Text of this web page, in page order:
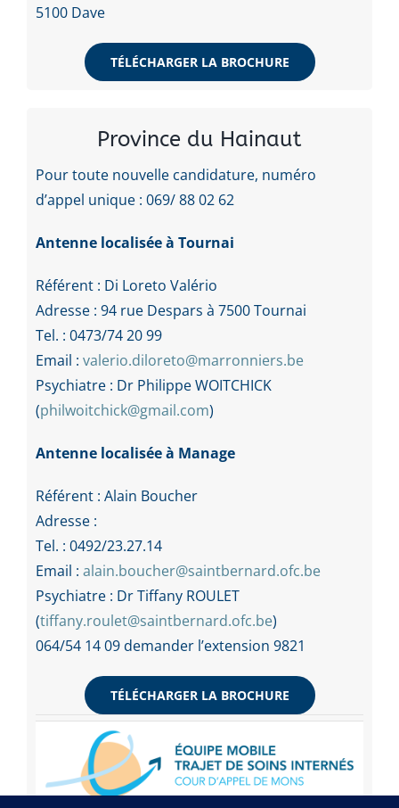
5100 Dave
TÉLÉCHARGER LA BROCHURE
Province du Hainaut
Pour toute nouvelle candidature, numéro
d’appel unique : 069/ 88 02 62
Antenne localisée à Tournai
Référent : Di Loreto Valério
Adresse : 94 rue Despars à 7500 Tournai
Tel. : 0473/74 20 99
Email : valerio.diloreto@marronniers.be
Psychiatre : Dr Philippe WOITCHICK
(philwoitchick@gmail.com)
Antenne localisée à Manage
Référent : Alain Boucher
Adresse :
Tel. : 0492/23.27.14
Email : alain.boucher@saintbernard.ofc.be
Psychiatre : Dr Tiffany ROULET
(tiffany.roulet@saintbernard.ofc.be)
064/54 14 09 demander l’extension 9821
TÉLÉCHARGER LA BROCHURE